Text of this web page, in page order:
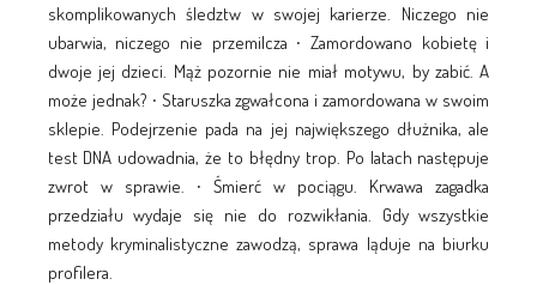
skomplikowanych śledztw w swojej karierze. Niczego nie
ubarwia, niczego nie przemilcza ∙ Zamordowano kobietę i
dwoje jej dzieci. Mąż pozornie nie miał motywu, by zabić. A
może jednak? ∙ Staruszka zgwałcona i zamordowana w swoim
sklepie. Podejrzenie pada na jej największego dłużnika, ale
test DNA udowadnia, że to błędny trop. Po latach następuje
zwrot w sprawie. ∙ Śmierć w pociągu. Krwawa zagadka
przedziału wydaje się nie do rozwikłania. Gdy wszystkie
metody kryminalistyczne zawodzą, sprawa ląduje na biurku
profilera.